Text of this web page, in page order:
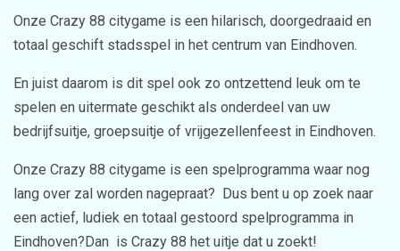
Onze Crazy 88 citygame is een hilarisch, doorgedraaid en
totaal geschift stadsspel in het centrum van Eindhoven.
En juist daarom is dit spel ook zo ontzettend leuk om te
spelen en uitermate geschikt als onderdeel van uw
bedrijfsuitje, groepsuitje of vrijgezellenfeest in Eindhoven.
Onze Crazy 88 citygame is een spelprogramma waar nog
lang over zal worden nagepraat? Dus bent u op zoek naar
een actief, ludiek en totaal gestoord spelprogramma in
Eindhoven?Dan is Crazy 88 het uitje dat u zoekt!